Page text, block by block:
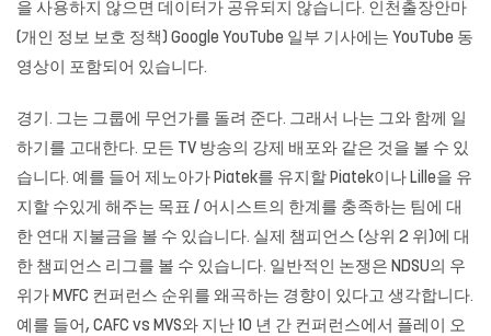
을 사용하지 않으면 데이터가 공유되지 않습니다. 인천출장안마
(개인 정보 보호 정책) Google YouTube 일부 기사에는 YouTube 동
영상이 포함되어 있습니다.
경기. 그는 그룹에 무언가를 돌려 준다. 그래서 나는 그와 함께 일
하기를 고대한다. 모든 TV 방송의 강제 배포와 같은 것을 볼 수 있
습니다. 예를 들어 제노아가 Piatek를 유지할 Piatek이나 Lille을 유
지할 수있게 해주는 목표 / 어시스트의 한계를 충족하는 팀에 대
한 연대 지불금을 볼 수 있습니다. 실제 챔피언스 (상위 2 위)에 대
한 챔피언스 리그를 볼 수 있습니다. 일반적인 논쟁은 NDSU의 우
위가 MVFC 컨퍼런스 순위를 왜곡하는 경향이 있다고 생각합니다.
예를 들어, CAFC vs MVS와 지난 10 년 간 컨퍼런스에서 플레이 오